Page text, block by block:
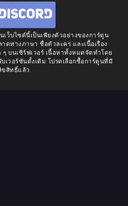
ว็บไซต์นี้เป็นเพียงตัวอย่างของการ์ตูน
ทางภาษา ชื่อตัวละคร และเนื้อเรื่อง
บนเซิร์ฟเวอร์ เนื้อหาทั้งหมดจัดทำโดย
เวอร์ชันดั้งเดิม โปรดเลือกซื้อการ์ตูนที่มี
ขสิทธิ์แล้ว